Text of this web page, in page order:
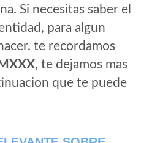
Si necesitas saber el
para algun
te recordamos
, te dejamos mas
que te puede